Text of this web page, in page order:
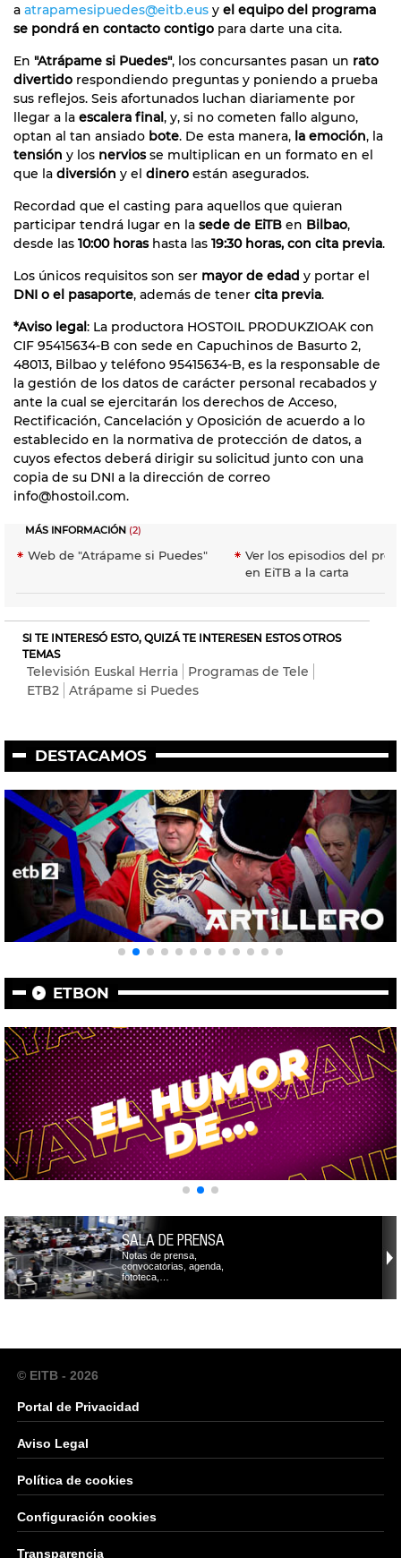
a atrapamesipuedes@eitb.eus y el equipo del programa
se pondrá en contacto contigo para darte una cita.
En "Atrápame si Puedes", los concursantes pasan un rato
divertido respondiendo preguntas y poniendo a prueba
sus reflejos. Seis afortunados luchan diariamente por
llegar a la escalera final, y, si no cometen fallo alguno,
optan al tan ansiado bote. De esta manera, la emoción, la
tensión y los nerviosse multiplican en un formato en el
que la diversión y el dinero están asegurados.
Recordad que el casting para aquellos que quieran
participar tendrá lugar en la sede de EiTB en Bilbao,
desde las 10:00 horas hasta las 19:30 horas, con cita previa.
Los únicos requisitos son ser mayor de edad y portar el
DNI o el pasaporte, además de tener cita previa.
*Aviso legal: La productora HOSTOIL PRODUKZIOAK con
CIF 95415634-B con sede en Capuchinos de Basurto 2,
48013, Bilbao y teléfono 95415634-B, es la responsable de
la gestión de los datos de carácter personal recabados y
ante la cual se ejercitarán los derechos de Acceso,
Rectificación, Cancelación y Oposición de acuerdo a lo
establecido en la normativa de protección de datos, a
cuyos efectos deberá dirigir su solicitud junto con una
copia de su DNI a la dirección de correo
info@hostoil.com.
MÁS INFORMACIÓN (2)
Web de "Atrápame si Puedes"
Ver los episodios del
en EiTB a la carta
SI TE INTERESÓ ESTO, QUIZÁ TE INTERESEN ESTOS OTROS
TEMAS
Televisión Euskal Herria
Programas de Tele
ETB2
Atrápame si Puedes
DESTACAMOS
ETBON
SALA DE PRENSA
Notas de prensa,
convocatorias, agenda,
fototeca,…
© EITB - 2026
Portal de Privacidad
Aviso Legal
Política de cookies
Configuración cookies
Transparencia